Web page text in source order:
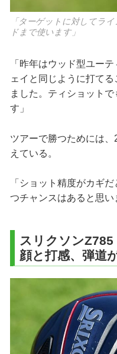
「ターゲットに対してラ
ドまで使います」
「昨年はウッド型ユー
ェイと同じように打て
ました。ティショット
す」
ツアーで勝つためには
えている。
「ショット精度がカギ
つチャンスはあると思い
スリクソン
顔と打感、弾道